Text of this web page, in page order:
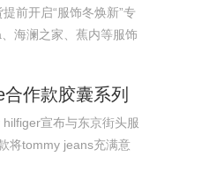
前开启“服饰冬焕新”专
海澜之家、蕉内等服饰
作款胶囊系列
宣布与东京街头服
将tommy jeans充满意